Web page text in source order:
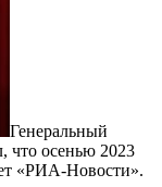
Генеральный
что осенью 2023
«РИА-Новости».